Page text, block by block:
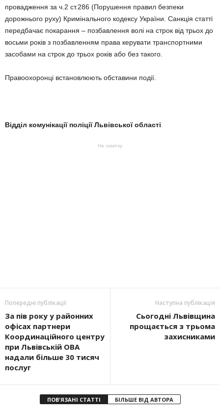
провадження за ч.2 ст.286 (Порушення правил безпеки
дорожнього руху) Кримінального кодексу України. Санкція статті
передбачає покарання – позбавлення волі на строк від трьох до
восьми років з позбавленням права керувати транспортними
засобами на строк до трьох років або без такого.
Правоохоронці встановлюють обставини події.
Відділ комунікації поліції Львівської області
На замітку
Попередні публікації
За пів року у районних
офісах партнери
Координаційного центру
при Львівській ОВА
надали більше 30 тисяч
послуг
Наступна публікація
Сьогодні Львівщина
прощається з трьома
захисниками
ПОВ'ЯЗАНІ СТАТТІ БІЛЬШЕ ВІД АВТОРА